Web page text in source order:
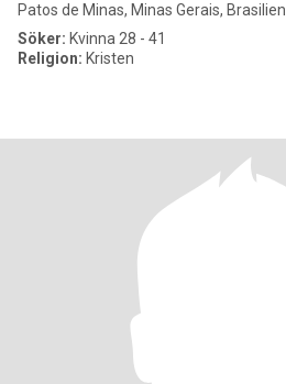
Patos de Minas, Minas Gerais, Brasilien
Söker: Kvinna 28 - 41
Religion: Kristen